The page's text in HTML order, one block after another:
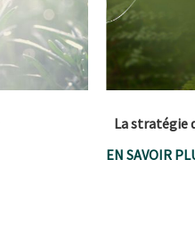
La stratégie
EN SAVOIR